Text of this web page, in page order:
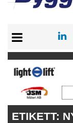
VÅRA ANDRA
ANNONSERA
ETIKETT: